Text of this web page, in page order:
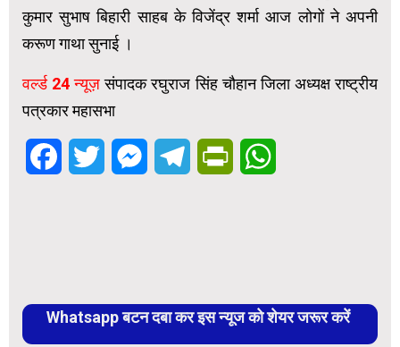
कुमार सुभाष बिहारी साहब के विजेंद्र शर्मा आज लोगों ने अपनी
करूण गाथा सुनाई ।
वर्ल्ड 24 न्यूज़संपादक रघुराज सिंह चौहान जिला अध्यक्ष राष्ट्रीय
पत्रकार महासभा
FacebookTwitter MessengerTelegramPrintFriendly
Whatsapp बटन दबा कर इस न्यूज को शेयर जरूर करें